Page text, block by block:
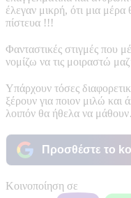
έλεγαν μικρή, ότι μια
πίστευα !!!
Φανταστικές στιγμές που
νομίζω να τις μοιραστώ
Υπάρχουν τόσες
ξέρουν για ποιον μιλώ
λοιπόν θα ήθελα να
Προσθέστε το
Κοινοποίηση σε